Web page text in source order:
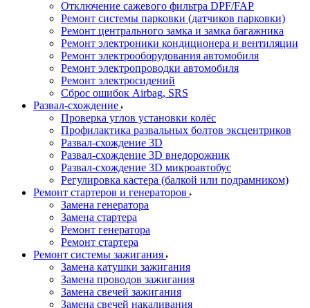
Отключение сажевого фильтра DPF/FAP
Ремонт системы парковки (датчиков парковки)
Ремонт центрального замка и замка багажника
Ремонт электроники кондиционера и вентиляции
Ремонт электрооборудования автомобиля
Ремонт электропроводки автомобиля
Ремонт электросидений
Сброс ошибок Airbag, SRS
Развал-схождение
Проверка углов установки колёс
Профилактика развальных болтов эксцентриков
Развал-схождение 3D
Развал-схождение 3D внедорожник
Развал-схождение 3D микроавтобус
Регулировка кастера (балкой или подрамником)
Ремонт стартеров и генераторов
Замена генератора
Замена стартера
Ремонт генератора
Ремонт стартера
Ремонт системы зажигания
Замена катушки зажигания
Замена проводов зажигания
Замена свечей зажигания
Замена свечей накаливания